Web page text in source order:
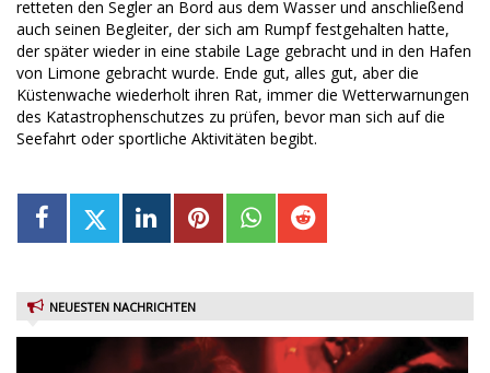
retteten den Segler an Bord aus dem Wasser und anschließend
auch seinen Begleiter, der sich am Rumpf festgehalten hatte,
der später wieder in eine stabile Lage gebracht und in den Hafen
von Limone gebracht wurde. Ende gut, alles gut, aber die
Küstenwache wiederholt ihren Rat, immer die Wetterwarnungen
des Katastrophenschutzes zu prüfen, bevor man sich auf die
Seefahrt oder sportliche Aktivitäten begibt.
NEUESTEN NACHRICHTEN